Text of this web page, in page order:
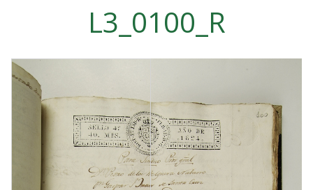
L3_0100_R